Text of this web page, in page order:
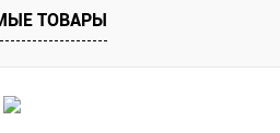
ТОВАРЫ